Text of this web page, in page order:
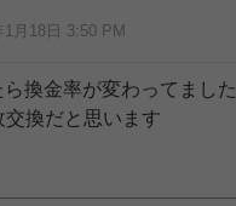
1月18日 3:50 PM
換金率が変わってました
交換だと思います